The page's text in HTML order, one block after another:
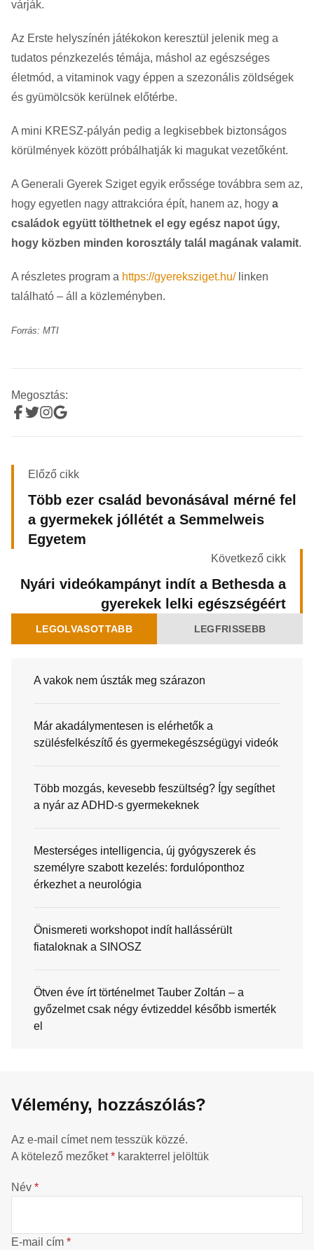
várják.
Az Erste helyszínén játékokon keresztül jelenik meg a
tudatos pénzkezelés témája, máshol az egészséges
életmód, a vitaminok vagy éppen a szezonális zöldségek
és gyümölcsök kerülnek előtérbe.
A mini KRESZ-pályán pedig a legkisebbek biztonságos
körülmények között próbálhatják ki magukat vezetőként.
A Generali Gyerek Sziget egyik erőssége továbbra sem az,
hogy egyetlen nagy attrakcióra épít, hanem az, hogy a
családok együtt tölthetnek el egy egész napot úgy,
hogy közben minden korosztály talál magának valamit.
A részletes program a https://gyereksziget.hu/linken
található – áll a közleményben.
Forrás: MTI
Megosztás:
Előző cikk
Több ezer család bevonásával mérné fel
a gyermekek jóllétét a Semmelweis
Egyetem
Következő cikk
Nyári videókampányt indít a Bethesda a
gyerekek lelki egészségéért
LEGOLVASOTTABB LEGFRISSEBB
A vakok nem úszták meg szárazon
Már akadálymentesen is elérhetők a
szülésfelkészítő és gyermekegészségügyi videók
Több mozgás, kevesebb feszültség? Így segíthet
a nyár az ADHD-s gyermekeknek
Mesterséges intelligencia, új gyógyszerek és
személyre szabott kezelés: fordulóponthoz
érkezhet a neurológia
Önismereti workshopot indít hallássérült
fiataloknak a SINOSZ
Ötven éve írt történelmet Tauber Zoltán – a
győzelmet csak négy évtizeddel később ismerték
el
Vélemény, hozzászólás?
Az e-mail címet nem tesszük közzé.
A kötelező mezőket* karakterrel jelöltük
Név *
E-mail cím *